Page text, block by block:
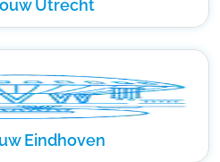
Utrecht
Eindhoven